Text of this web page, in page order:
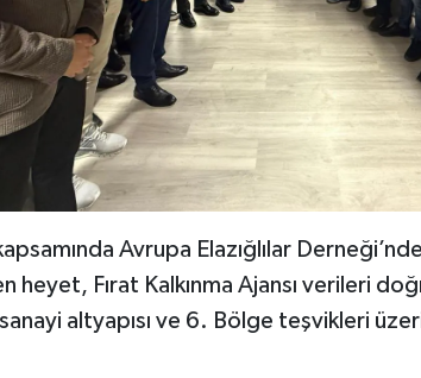
Avrupa Elazığlılar
heyet, Fırat Kalkınma Ajansı verileri
sanayi altyapısı ve 6. Bölge teşvikleri